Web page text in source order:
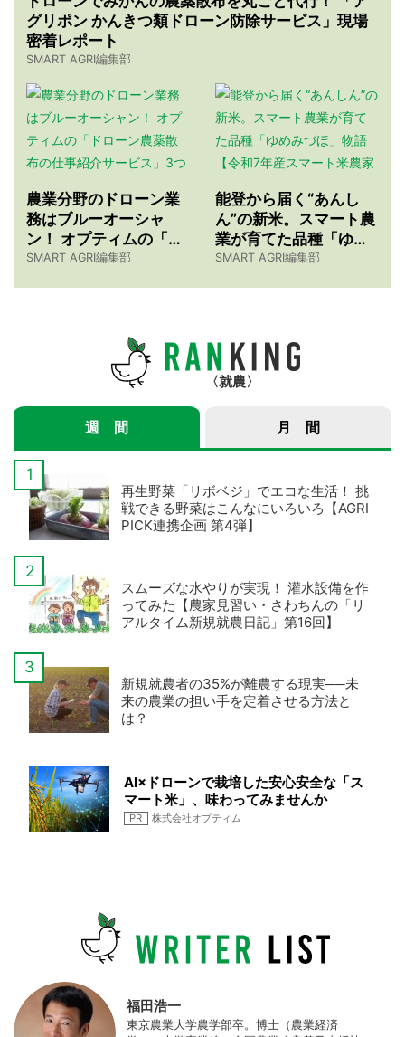
グリポン かんきつ類ドローン防除サービス」現場
密着レポート
SMART AGRI編集部
農業分野のドローン業
務はブルーオーシャ
ン！ オプティムの「ド
ローン農薬散布の仕事
SMART AGRI編集部
能登から届く“あんし
ん”の新米。スマート農
業が育てた品種「ゆめ
みづほ」物語 【令和7
SMART AGRI編集部
就農
週 間 月 間
再生野菜「リボベジ」でエコな生活！ 挑
戦できる野菜はこんなにいろいろ【AGRI
PICK連携企画 第4弾】
スムーズな水やりが実現！ 灌水設備を作
ってみた【農家見習い・さわちんの「リ
アルタイム新規就農日記」第16回】
新規就農者の35%が離農する現実──未
来の農業の担い手を定着させる方法と
は？
AI×ドローンで栽培した安心安全な「ス
マート米」、味わってみませんか
PR 株式会社オプティム
福田浩一
東京農業大学農学部卒。博士（農業経済